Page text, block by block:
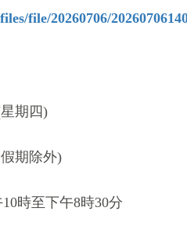
file/20260706/
期四)
期除外)
10時至下午8時30分